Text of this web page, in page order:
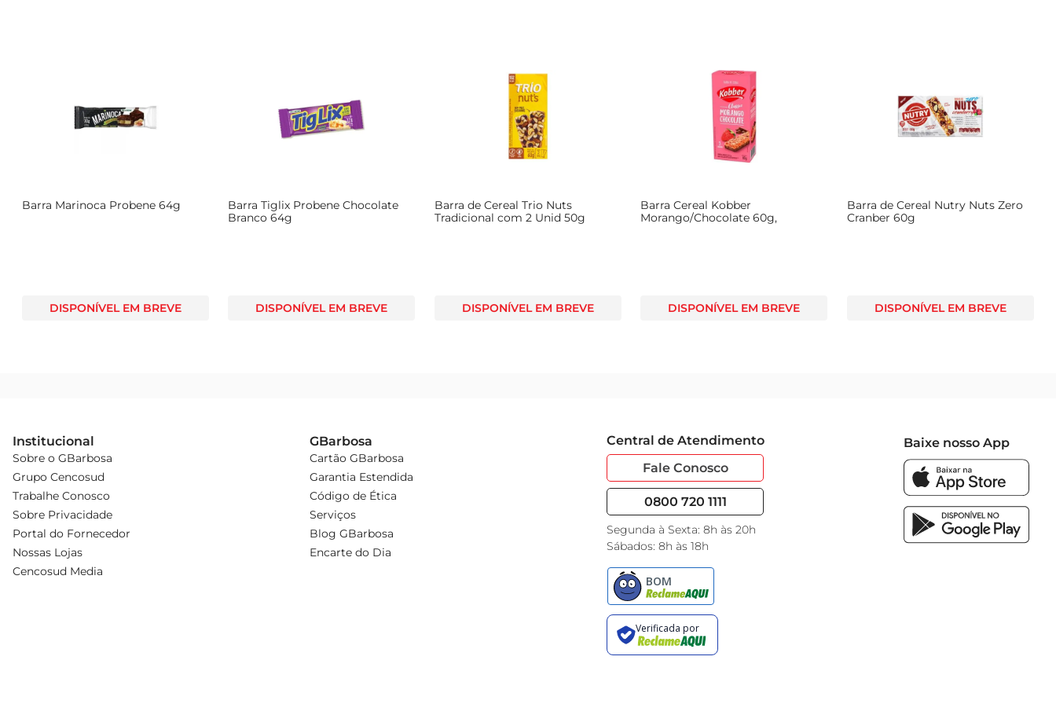
Barra Marinoca Probene 64g
DISPONÍVEL EM BREVE
Barra Tiglix Probene Chocolate
Branco 64g
DISPONÍVEL EM BREVE
Barra de Cereal Trio Nuts
Tradicional com 2 Unid 50g
DISPONÍVEL EM BREVE
Barra Cereal Kobber
Morango/Chocolate 60g,
DISPONÍVEL EM BREVE
Barra de Cereal Nutry Nuts Zero
Cranber 60g
DISPONÍVEL EM BREVE
Institucional
Sobre o GBarbosa
Grupo Cencosud
Trabalhe Conosco
Sobre Privacidade
Portal do Fornecedor
Nossas Lojas
Cencosud Media
GBarbosa
Cartão GBarbosa
Garantia Estendida
Código de Ética
Serviços
Blog GBarbosa
Encarte do Dia
Central de Atendimento
Fale Conosco
0800 720 1111
Segunda à Sexta: 8h às 20h
Sábados: 8h às 18h
Baixe nosso App